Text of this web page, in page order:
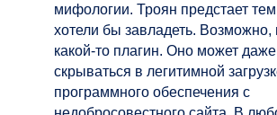
мифологии. Троян предстает
хотели бы завладеть. Возможно,
какой-то плагин. Оно может даже
скрываться в легитимной
программного обеспечения с